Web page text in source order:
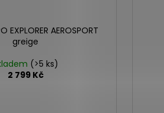
EXPLORER AEROSPORT
greige
(>5 ks)
2 799 Kč